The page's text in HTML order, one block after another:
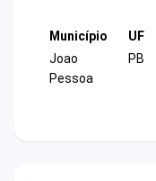
Município
Joao
Pessoa
UF
PB